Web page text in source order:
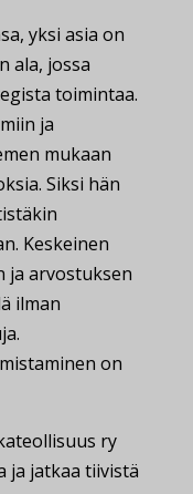
yksi asia on
ala, jossa
toimintaa.
ja
mukaan
Siksi hän
Keskeinen
ja arvostuksen
ilman
on
ry
ja jatkaa tiivistä